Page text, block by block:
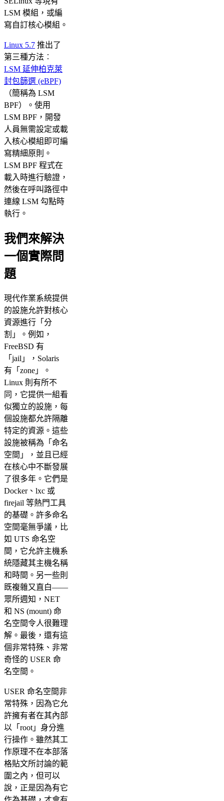
LSM 模組，或編
寫自訂核心模組。
Linux 5.7 推出了
第三種方法︰
LSM 延伸柏克萊
封包篩選 (eBPF)
（簡稱為 LSM
BPF）。使用
LSM BPF，開發
人員無需設定或載
入核心模組即可編
寫精細原則。
LSM BPF 程式在
載入時進行驗證，
然後在呼叫路徑中
連線 LSM 勾點時
執行。
我們來解決
一個實際問
題
現代作業系統提供
的設施允許對核心
資源進行「分
割」。例如，
FreeBSD 有
「jail」，Solaris
有「zone」。
Linux 則有所不
同，它提供一組看
似獨立的設施，每
個設施都允許隔離
特定的資源。這些
設施被稱為「命名
空間」，並且已經
在核心中不斷發展
了很多年。它們是
Docker、lxc 或
firejail 等熱門工具
的基礎。許多命名
空間毫無爭議，比
如 UTS 命名空
間，它允許主機系
統隱藏其主機名稱
和時間。另一些則
既複雜又直白——
眾所週知，NET
和 NS (mount) 命
名空間令人很難理
解。最後，還有這
個非常特殊、非常
奇怪的 USER 命
名空間。
USER 命名空間非
常特殊，因為它允
許擁有者在其內部
以「root」身分進
行操作。雖然其工
作原理不在本部落
格貼文所討論的範
圍之內，但可以
說，正是因為有它